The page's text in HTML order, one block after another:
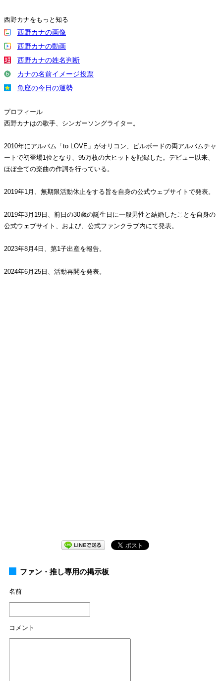
西野カナをもっと知る
西野カナの画像
西野カナの動画
西野カナの姓名判断
カナの名前イメージ投票
魚座の今日の運勢
プロフィール
西野カナはの歌手、シンガーソングライター。
2010年にアルバム「to LOVE」がオリコン、ビルボードの両アルバムチャ
ートで初登場1位となり、95万枚の大ヒットを記録した。デビュー以来、
ほぼ全ての楽曲の作詞を行っている。
2019年1月、無期限活動休止をする旨を自身の公式ウェブサイトで発表。
2019年3月19日、前日の30歳の誕生日に一般男性と結婚したことを自身の
公式ウェブサイト、および、公式ファンクラブ内にて発表。
2023年8月4日、第1子出産を報告。
2024年6月25日、活動再開を発表。
ファン・推し専用の掲示板
名前
コメント